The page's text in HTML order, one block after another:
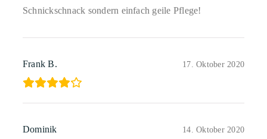
Schnickschnack sondern einfach geile Pflege!
Frank B. 17. Oktober 2020
Dominik 14. Oktober 2020